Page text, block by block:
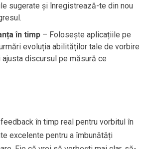
sugerate și înregistrează-te din nou
în timp– Folosește aplicațiile pe
evoluția abilităților tale de vorbire
discursul pe măsură ce
în timp real pentru vorbitul în
excelente pentru a îmbunătăți